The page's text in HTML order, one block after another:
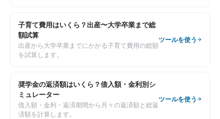
子育て費用はいくら？出産〜大学卒業まで総
額試算
出産から大学卒業までにかかる子育て費用の総額
を試算します。
ツールを使う
奨学金の返済額はいくら？借入額・金利別シ
ミュレーター
借入額・金利・返済期間から月々の返済額と総返
済額を計算します。
ツールを使う